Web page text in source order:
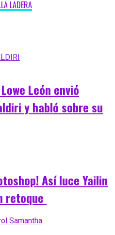
LADERA
León envió
y habló sobre su
Así luce Yailin
retoque